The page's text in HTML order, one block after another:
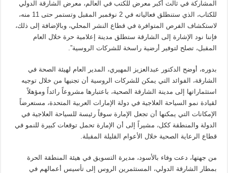
المشاركة في ثالث أكبر معرض للكتب في العالم، معرض الشارقة الدولي
للكتاب، الذي ستنطلق فعالياته في 2 نوفمبر المقبل وتستمر حتى 11 منه،
لاستكشاف الفرص المتوافرة في قطاع النشر المحلي، وبالإضافة إلى ذلك،
فإننا نود الإشارة إلى الشارقة ستطلق مدينة إعلامية حرة خلال العام
المقبل، تصلح لتوفير أرضية راسخة للشركات الروسية”.
بدوره، أوضح الدكتور عبدالعزيز المهيري، المدير العام لهيئة الصحة في
الشارقة، الفوائد التي يمكن للشركات الروسية أن تجنيها من خلال توجيه
استثماراتها إلى مدينة الشارقة الصحية، باعتبارها مشروعاً رائداً ومؤهلاً
لقيادة نمو السياحة العلاجية في دولة الإمارات العربية المتحدة، مستعرضاً
الإمكانات التي يمكنها أن تجعل الإمارة سوقاً رئيسة للسياحة العلاجية في
الدولة والمنطقة ككل، مشيراً إلى أن الإمارة تحمل توقعات كبيرة للنمو في
قطاع الرعاية الصحية خلال الأعوام القليلة المقبلة.
من جهتها، دعت وفاء بالأسود، مديرة التسويق في هيئة المنطقة الحرة
بمطار الشارقة الدولي، المستثمرين الروس إلى تأسيس أعمالهم في